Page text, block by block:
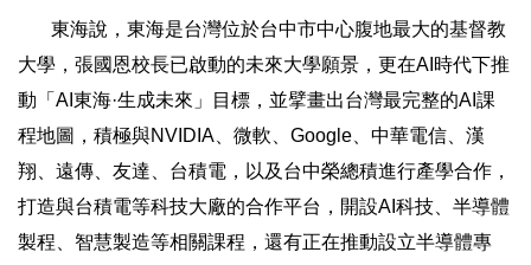
東海說，東海是台灣位於台中市中心腹地最大的基督教
大學，張國恩校長已啟動的未來大學願景，更在AI時代下推
動「AI東海·生成未來」目標，並擘畫出台灣最完整的AI課
程地圖，積極與NVIDIA、微軟、Google、中華電信、漢
翔、遠傳、友達、台積電，以及台中榮總積進行產學合作，
打造與台積電等科技大廠的合作平台，開設AI科技、半導體
製程、智慧製造等相關課程，還有正在推動設立半導體專